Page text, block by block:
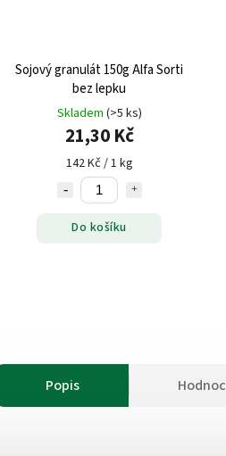
Sojový granulát 150g Alfa Sorti
bez lepku
Skladem (>5 ks)
21,30 Kč
142 Kč / 1 kg
Do košíku
Popis